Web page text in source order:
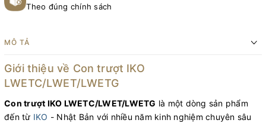
Theo đúng chính sách
MÔ TẢ
Giới thiệu về Con trượt IKO
LWETC/LWET/LWETG
Con trượt IKO LWETC/LWET/LWETG là một dòng sản phẩm
đến từ IKO - Nhật Bản với nhiều năm kinh nghiệm chuyên sâu